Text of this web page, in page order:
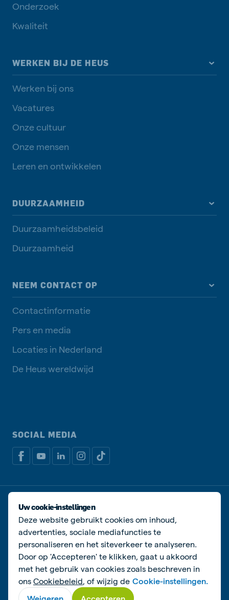
Onderzoek
Kwaliteit
WERKEN BIJ DE HEUS
Werken bij ons
Vacatures
Onze cultuur
Onze mensen
Leren en ontwikkelen
DUURZAAMHEID
Duurzaamheidsbeleid
Duurzaamheid
NEEM CONTACT OP
Contactinformatie
Pers en media
Locaties in Nederland
De Heus wereldwijd
SOCIAL MEDIA
Privacy disclaimerCookiebeleid
Algemene voorwaarden
© De Heus Voeders
Uw cookie-instellingen
Deze website gebruikt cookies om inhoud,
advertenties, sociale mediafuncties te
personaliseren en het siteverkeer te analyseren.
Door op 'Accepteren' te klikken, gaat u akkoord
met het gebruik van cookies zoals beschreven in
ons Cookiebeleid, of wijzig de Cookie-instellingen.